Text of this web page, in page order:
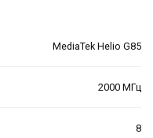
MediaTek Helio G85
2000 МГц
8